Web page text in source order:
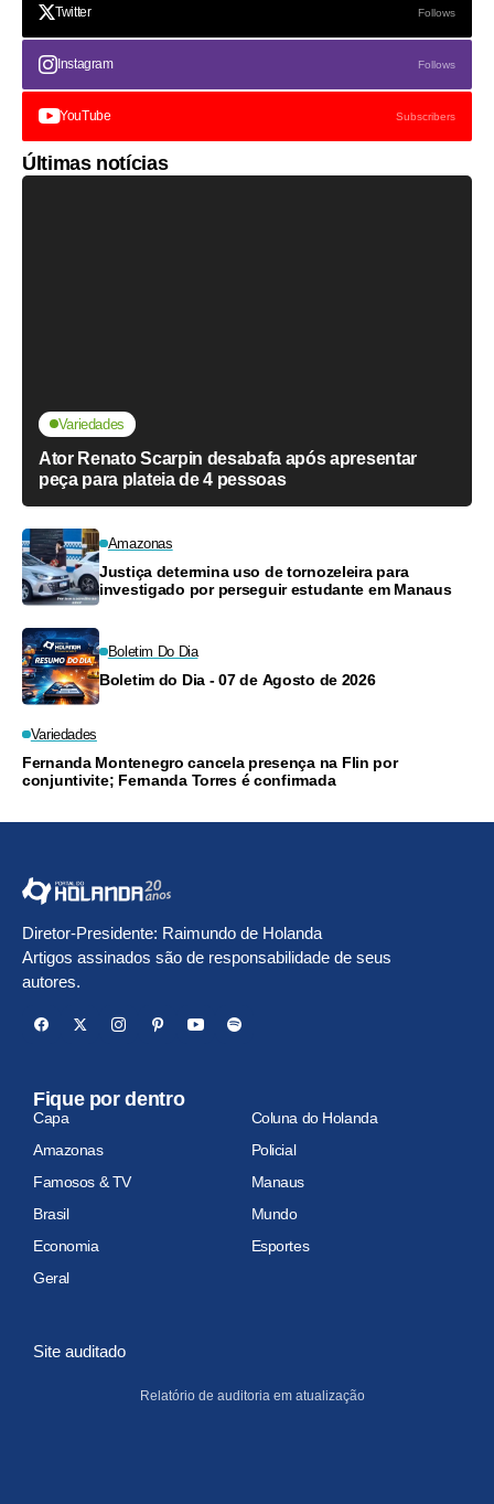
Twitter Follows
Instagram Follows
YouTube Subscribers
Últimas notícias
Variedades
Ator Renato Scarpin desabafa após apresentar
peça para plateia de 4 pessoas
Amazonas
Justiça determina uso de tornozeleira para
investigado por perseguir estudante em Manaus
Boletim Do Dia
Boletim do Dia - 07 de Agosto de 2026
Variedades
Fernanda Montenegro cancela presença na Flin por
conjuntivite; Fernanda Torres é confirmada
Diretor-Presidente: Raimundo de Holanda
Artigos assinados são de responsabilidade de seus
autores.
Fique por dentro
Capa
Coluna do Holanda
Amazonas
Policial
Famosos & TV
Manaus
Brasil
Mundo
Economia
Esportes
Geral
Site auditado
Relatório de auditoria em atualização